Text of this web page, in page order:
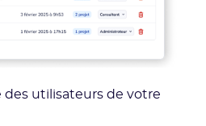
des utilisateurs de votre